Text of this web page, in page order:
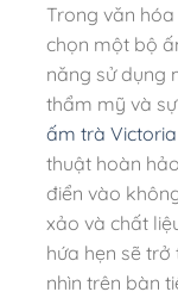
Trong văn
chọn một bộ
năng sử dụng
thẩm mỹ và
ấm trà Victoria
thuật hoàn
điển vào
xảo và chất
hứa hẹn sẽ
nhìn trên bàn